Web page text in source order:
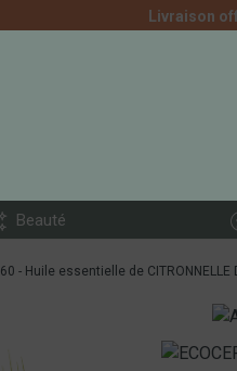
Livraison
Beauté
60 - Huile essentielle de CITRONNELLE